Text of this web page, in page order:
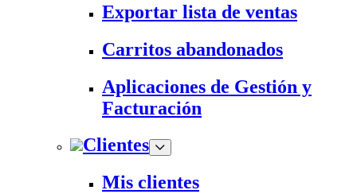
Exportar lista de ventas
Carritos abandonados
Aplicaciones de Gestión y
Facturación
Clientes
Mis clientes